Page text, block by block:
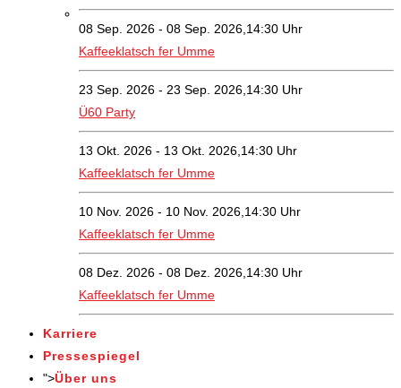
08 Sep. 2026 - 08 Sep. 2026,14:30 Uhr
Kaffeeklatsch fer Umme
23 Sep. 2026 - 23 Sep. 2026,14:30 Uhr
Ü60 Party
13 Okt. 2026 - 13 Okt. 2026,14:30 Uhr
Kaffeeklatsch fer Umme
10 Nov. 2026 - 10 Nov. 2026,14:30 Uhr
Kaffeeklatsch fer Umme
08 Dez. 2026 - 08 Dez. 2026,14:30 Uhr
Kaffeeklatsch fer Umme
Karriere
Pressespiegel
">Über uns